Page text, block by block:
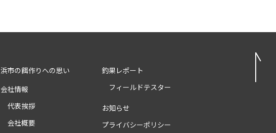
浜市の餌作りへの思い
会社情報
代表挨拶
会社概要
釣果レポート
フィールドテスター
お知らせ
プライバシーポリシー